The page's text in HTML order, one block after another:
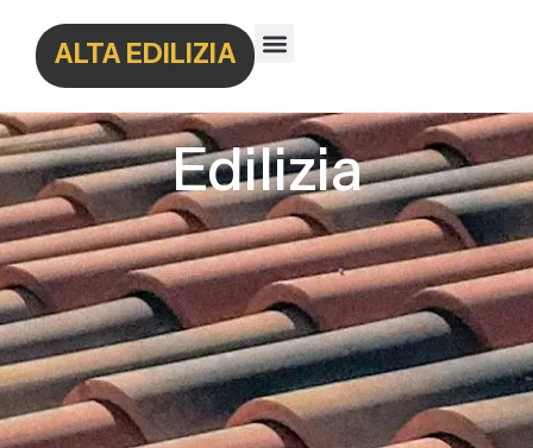
ALTA EDILIZIA
Edilizia